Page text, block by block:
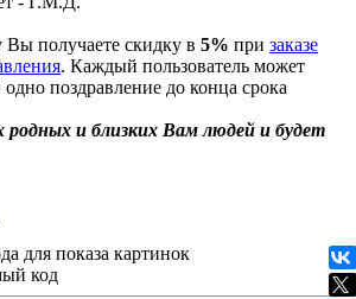
получаете скидку в 5% при заказе
. Каждый пользователь может
поздравление до конца срока
родных и близких Вам людей и будет
для показа картинок
код